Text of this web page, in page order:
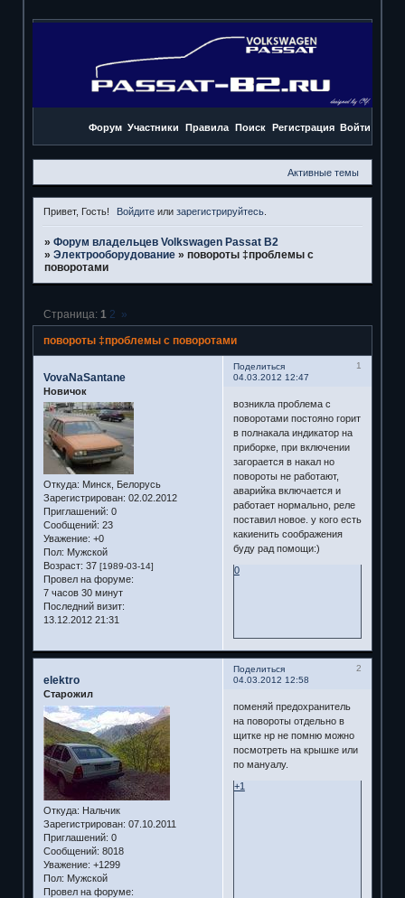
Форум Участники Правила Поиск Регистрация Войти
Активные темы
Привет, Гость! Войдите илизарегистрируйтесь
» Форум владельцев Volkswagen Passat B2
» Электрооборудование » повороты ‡проблемы с
поворотами
повороты ‡проблемы с поворотами
Страница: 1 2 »
Поделиться
1
04.03.2012 12:47
VovaNaSantane
Новичок
Откуда: Минск, Белорусь
Зарегистрирован: 02.02.2012
Приглашений: 0
Сообщений: 23
Уважение: +0
Пол: Мужской
Возраст: 37 [1989-03-14]
Провел на форуме:
7 часов 30 минут
Последний визит:
13.12.2012 21:31
возникла проблема с
поворотами постояно горит
в полнакала индикатор на
приборке, при включении
загорается в накал но
повороты не работают,
аварийка включается и
работает нормально, реле
поставил новое. у кого есть
какиенить соображения
буду рад помощи:)
0
Поделиться
2
04.03.2012 12:58
elektro
Старожил
Откуда: Нальчик
Зарегистрирован: 07.10.2011
Приглашений: 0
Сообщений: 8018
Уважение: +1299
Пол: Мужской
Провел на форуме:
поменяй предохранитель
на повороты отдельно в
щитке нр не помню можно
посмотреть на крышке или
по мануалу.
+1